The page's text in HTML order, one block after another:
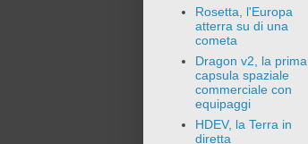
Rosetta, l'Europa
atterra su di una
cometa
Dragon v2, la prima
capsula spaziale
commerciale con
equipaggi
HDEV, la Terra in
diretta